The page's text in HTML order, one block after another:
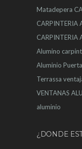
Matadepera
CARPINTERIA
CARPINTERIA
Alumino
Aluminio
Terrassa
VENTANAS
aluminio
¿DONDE